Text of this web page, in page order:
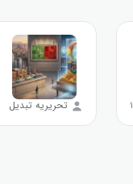
تحریریه تبدیل